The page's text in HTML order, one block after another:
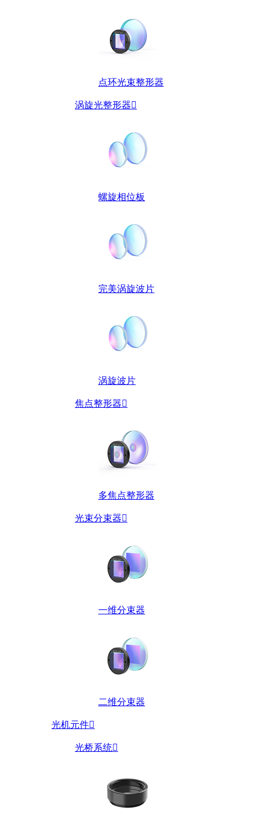
点环光束整形器
涡旋光整形器
螺旋相位板
完美涡旋波片
涡旋波片
焦点整形器
多焦点整形器
光束分束器
一维分束器
二维分束器
光机元件
光桥系统